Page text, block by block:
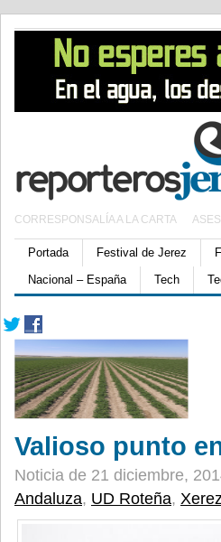
CORRESPONSALÍA A LA CARTA
Portada Festival de Jerez
Nacional – España
Tech
Valioso punto
Noticia de 21 diciembre,
Andaluza, UD Roteña,